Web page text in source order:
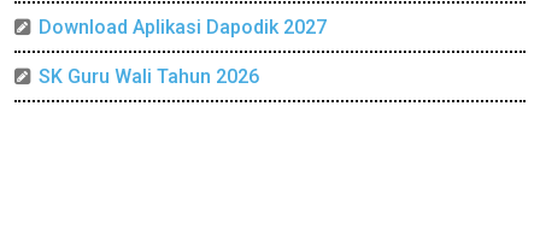
Download Aplikasi Dapodik 2027
SK Guru Wali Tahun 2026